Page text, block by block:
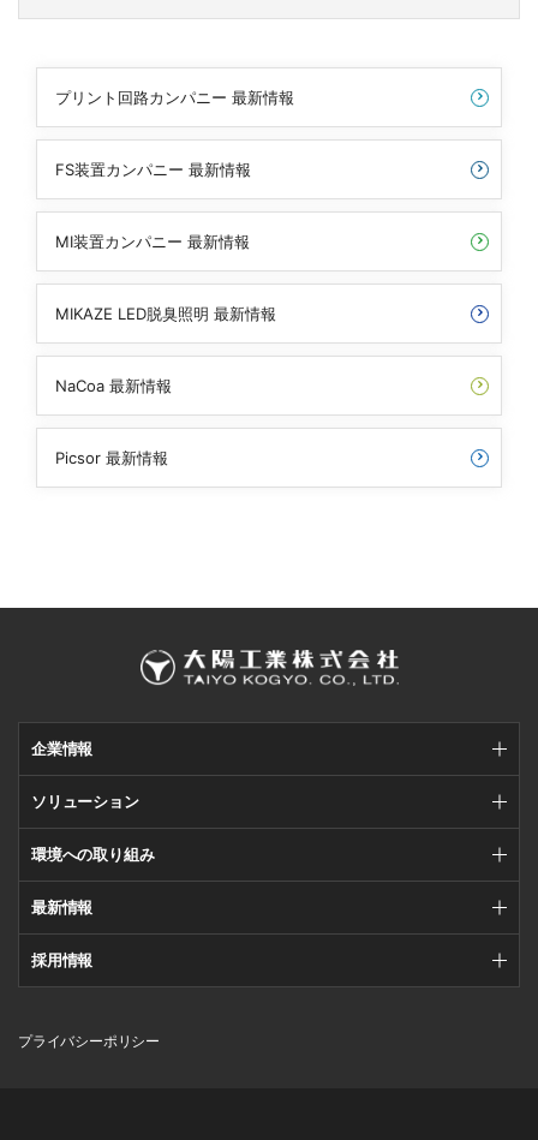
プリント回路カンパニー 最新情報
FS装置カンパニー 最新情報
MI装置カンパニー 最新情報
MIKAZE LED脱臭照明 最新情報
NaCoa 最新情報
Picsor 最新情報
企業情報
ソリューション
環境への取り組み
最新情報
採用情報
プライバシーポリシー